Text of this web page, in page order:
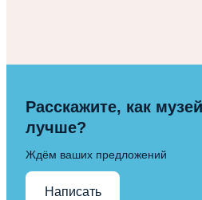
Расскажите, как
лучше?
Ждём ваших предложений
Написать